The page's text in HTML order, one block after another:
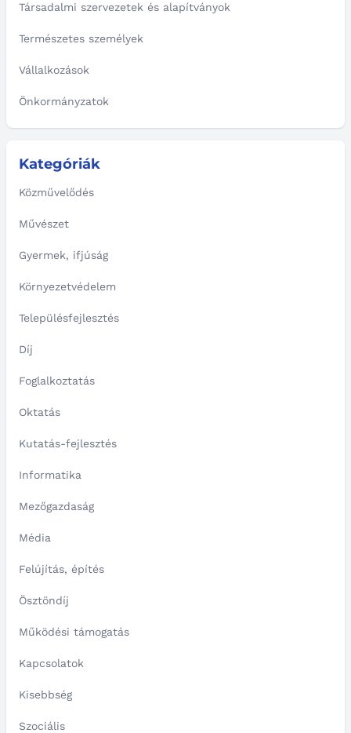
Társadalmi szervezetek és alapítványok
Természetes személyek
Vállalkozások
Önkormányzatok
Kategóriák
Közművelődés
Művészet
Gyermek, ifjúság
Környezetvédelem
Településfejlesztés
Díj
Foglalkoztatás
Oktatás
Kutatás-fejlesztés
Informatika
Mezőgazdaság
Média
Felújítás, építés
Ösztöndíj
Működési támogatás
Kapcsolatok
Kisebbség
Szociális